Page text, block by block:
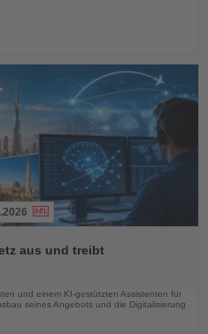
aus und treibt
und einem KI-gestützten Assistenten für
seines Angebots und die Digitalisierung